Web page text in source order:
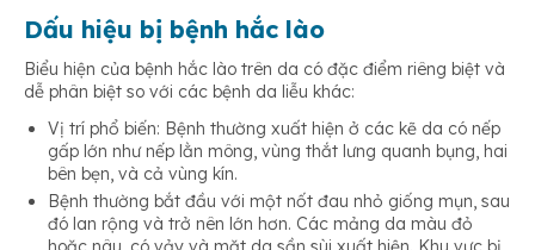
Dấu hiệu bị bệnh hắc lào
Biểu hiện của bệnh hắc lào trên da có đặc điểm riêng biệt và
dễ phân biệt so với các bệnh da liễu khác:
Vị trí phổ biến: Bệnh thường xuất hiện ở các kẽ da có nếp
gấp lớn như nếp lằn mông, vùng thắt lưng quanh bụng, hai
bên bẹn, và cả vùng kín.
Bệnh thường bắt đầu với một nốt đau nhỏ giống mụn, sau
đó lan rộng và trở nên lớn hơn. Các mảng da màu đỏ